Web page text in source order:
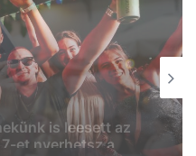
és
a hétvégén